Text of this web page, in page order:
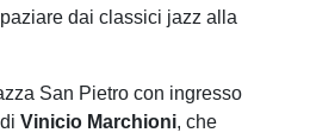
dai classici jazz alla
San Pietro con ingresso
diVinicio Marchioni, che